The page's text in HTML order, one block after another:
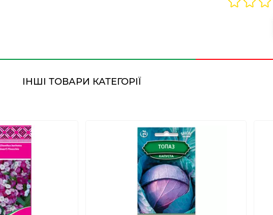
ІНШІ ТОВАРИ КАТЕГОРІЇ